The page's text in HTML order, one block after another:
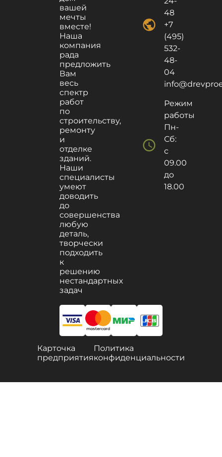
вашей
мечты
вместе!
Наша
компания
рада
предложить
Вам
весь
спектр
работ
по
строительству,
ремонту
и
отделке
зданий.
Наши
специалисты
умеют
доводить
до
совершенства
любую
деталь,
творчески
подходить
к
решению
нестандартных
задач
public
48
+7
(495)
532-
48-
04
schedule
Режим
работы
Пн-
Сб:
с
09.00
до
18.00
Карточка
предприятия
Политика
конфиденциальности